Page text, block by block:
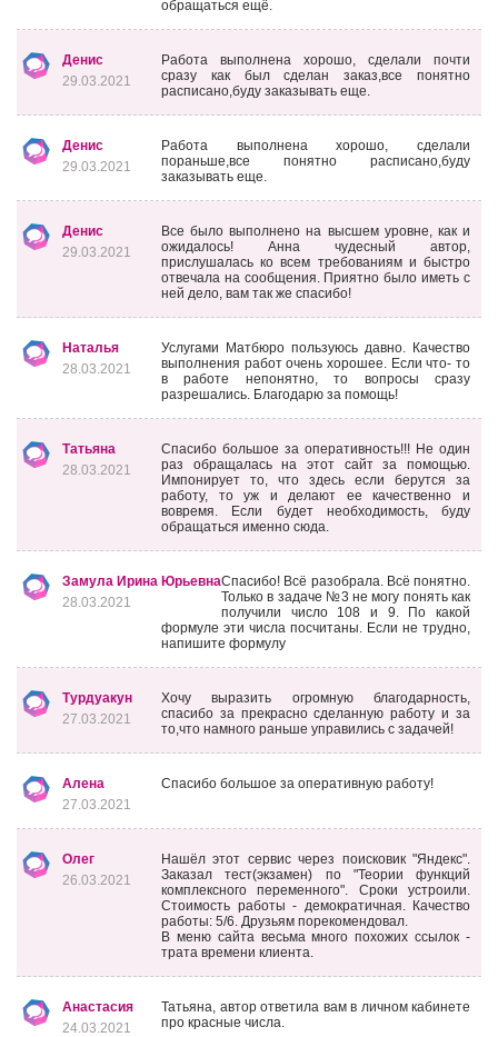
обращаться ещё.
Денис
29.03.2021
Работа выполнена хорошо, сделали почти
сразу как был сделан заказ,все понятно
расписано,буду заказывать еще.
Денис
29.03.2021
Работа выполнена хорошо, сделали
пораньше,все понятно расписано,буду
заказывать еще.
Денис
29.03.2021
Все было выполнено на высшем уровне, как и
ожидалось! Анна чудесный автор,
прислушалась ко всем требованиям и быстро
отвечала на сообщения. Приятно было иметь с
ней дело, вам так же спасибо!
Наталья
28.03.2021
Услугами Матбюро пользуюсь давно. Качество
выполнения работ очень хорошее. Если что- то
в работе непонятно, то вопросы сразу
разрешались. Благодарю за помощь!
Татьяна
28.03.2021
Спасибо большое за оперативность!!! Не один
раз обращалась на этот сайт за помощью.
Импонирует то, что здесь если берутся за
работу, то уж и делают ее качественно и
вовремя. Если будет необходимость, буду
обращаться именно сюда.
Замула Ирина Юрьевна
28.03.2021
Спасибо! Всё разобрала. Всё понятно.
Только в задаче №3 не могу понять как
получили число 108 и 9. По какой
формуле эти числа посчитаны. Если не трудно,
напишите формулу
Турдуакун
27.03.2021
Хочу выразить огромную благодарность,
спасибо за прекрасно сделанную работу и за
то,что намного раньше управились с задачей!
Алена
27.03.2021
Спасибо большое за оперативную работу!
Олег
26.03.2021
Нашёл этот сервис через поисковик "Яндекс".
Заказал тест(экзамен) по "Теории функций
комплексного переменного". Сроки устроили.
Стоимость работы - демократичная. Качество
работы: 5/6. Друзьям порекомендовал.
В меню сайта весьма много похожих ссылок -
трата времени клиента.
Анастасия
24.03.2021
Татьяна, автор ответила вам в личном кабинете
про красные числа.